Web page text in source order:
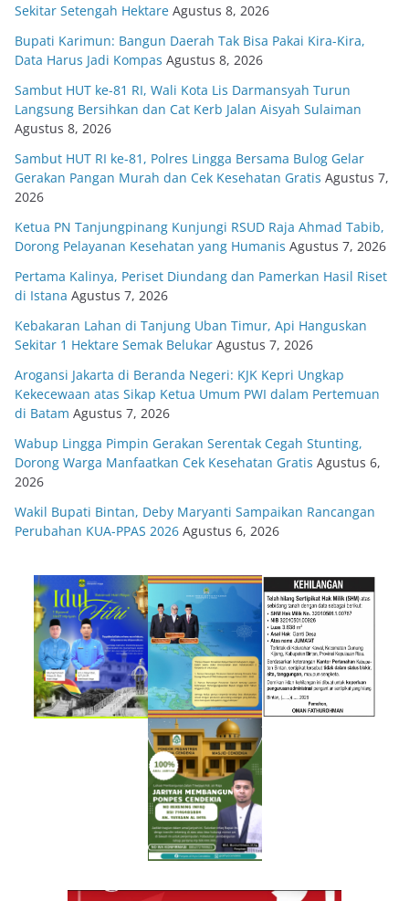
Sekitar Setengah Hektare Agustus 8, 2026
Bupati Karimun: Bangun Daerah Tak Bisa Pakai Kira-Kira,
Data Harus Jadi Kompas Agustus 8, 2026
Sambut HUT ke-81 RI, Wali Kota Lis Darmansyah Turun
Langsung Bersihkan dan Cat Kerb Jalan Aisyah Sulaiman
Agustus 8, 2026
Sambut HUT RI ke-81, Polres Lingga Bersama Bulog Gelar
Gerakan Pangan Murah dan Cek Kesehatan Gratis Agustus 7,
2026
Ketua PN Tanjungpinang Kunjungi RSUD Raja Ahmad Tabib,
Dorong Pelayanan Kesehatan yang Humanis Agustus 7, 2026
Pertama Kalinya, Periset Diundang dan Pamerkan Hasil Riset
di Istana Agustus 7, 2026
Kebakaran Lahan di Tanjung Uban Timur, Api Hanguskan
Sekitar 1 Hektare Semak Belukar Agustus 7, 2026
Arogansi Jakarta di Beranda Negeri: KJK Kepri Ungkap
Kekecewaan atas Sikap Ketua Umum PWI dalam Pertemuan
di Batam Agustus 7, 2026
Wabup Lingga Pimpin Gerakan Serentak Cegah Stunting,
Dorong Warga Manfaatkan Cek Kesehatan Gratis Agustus 6,
2026
Wakil Bupati Bintan, Deby Maryanti Sampaikan Rancangan
Perubahan KUA-PPAS 2026 Agustus 6, 2026